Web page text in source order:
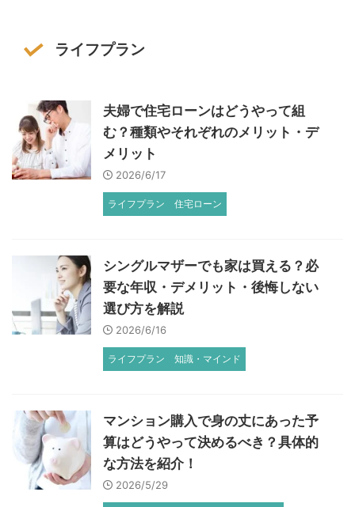
ライフプラン
夫婦で住宅ローンはどうやって組
む？種類やそれぞれのメリット・デ
メリット
2026/6/17
ライフプラン 住宅ローン
シングルマザーでも家は買える？必
要な年収・デメリット・後悔しない
選び方を解説
2026/6/16
ライフプラン 知識・マインド
マンション購入で身の丈にあった予
算はどうやって決めるべき？具体的
な方法を紹介！
2026/5/29